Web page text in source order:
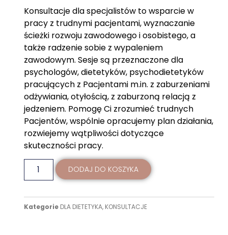
Konsultacje dla specjalistów to wsparcie w
pracy z trudnymi pacjentami, wyznaczanie
ścieżki rozwoju zawodowego i osobistego, a
także radzenie sobie z wypaleniem
zawodowym. Sesje są przeznaczone dla
psychologów, dietetyków, psychodietetyków
pracujących z Pacjentami m.in. z zaburzeniami
odżywiania, otyłością, z zaburzoną relacją z
jedzeniem. Pomogę Ci zrozumieć trudnych
Pacjentów, wspólnie opracujemy plan działania,
rozwiejemy wątpliwości dotyczące
skuteczności pracy.
DODAJ DO KOSZYKA
Kategorie DLA DIETETYKA, KONSULTACJE